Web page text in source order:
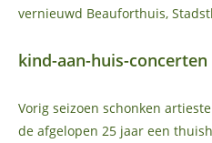
vernieuwd Beauforthuis,
kind-aan-huis-concerten
Vorig seizoen schonken
de afgelopen 25 jaar een